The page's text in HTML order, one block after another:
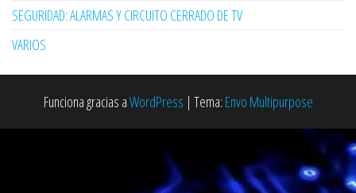
SEGURIDAD: ALARMAS Y CIRCUITO CERRADO DE TV
VARIOS
Funciona gracias aWordPress | Tema: Envo Multipurpose